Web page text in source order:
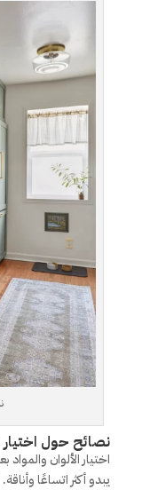
نصائح حول اختيار
اختيار الألوان
يبدو أكثر اتساعًا